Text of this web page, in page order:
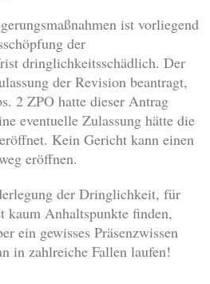
ist vorliegend
der
dringlichkeitsschädlich. Der
der Revision beantragt,
2 ZPO hatte dieser Antrag
eventuelle Zulassung hätte die
Kein Gericht kann einen
eröffnen.
der Dringlichkeit, für
kaum Anhaltspunkte finden,
ein gewisses Präsenzwissen
in zahlreiche Fallen laufen!